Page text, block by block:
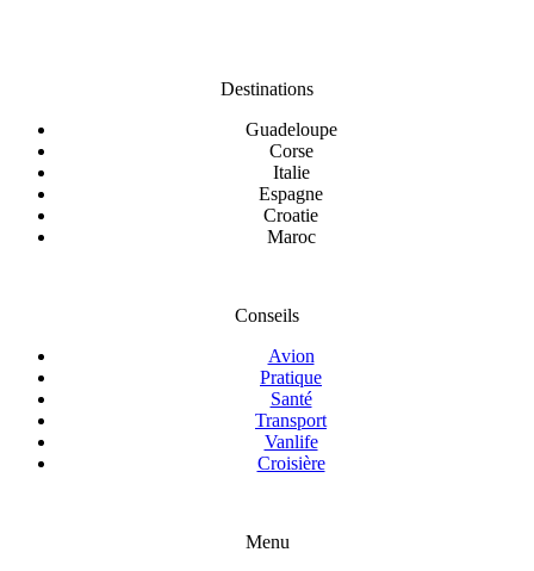
Destinations
Guadeloupe
Corse
Italie
Espagne
Croatie
Maroc
Conseils
Avion
Pratique
Santé
Transport
Vanlife
Croisière
Menu